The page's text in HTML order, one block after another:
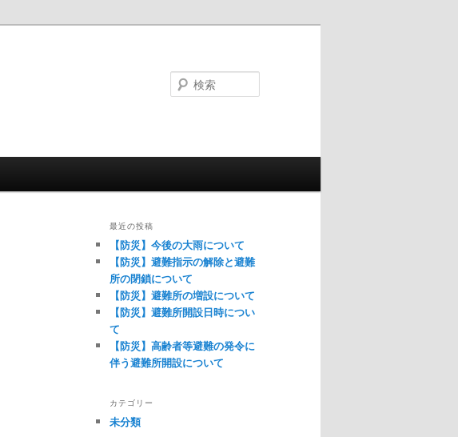
最近の投稿
【防災】今後の大雨について
【防災】避難指示の解除と避難
所の閉鎖について
【防災】避難所の増設について
【防災】避難所開設日時につい
て
【防災】高齢者等避難の発令に
伴う避難所開設について
カテゴリー
未分類